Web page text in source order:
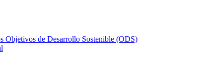
Objetivos de Desarrollo Sostenible (ODS)